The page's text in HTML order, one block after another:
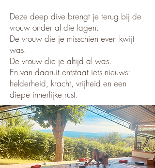
Deze deep dive brengt je terug bij de
vrouw onder al die lagen.
De vrouw die je misschien even kwijt
was.
De vrouw die je altijd al was.
En van daaruit ontstaat iets nieuws:
helderheid, kracht, vrijheid en een
diepe innerlijke rust.